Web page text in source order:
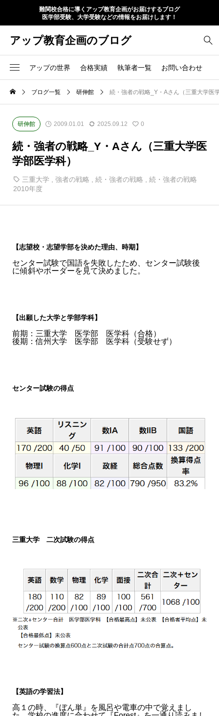
難関校合格に導くアップ教育企画がお届けするブログ
医学部受験、大学受験などの情報をお届けします！
アップ教育企画のブログ
アップの世界 合格実績 執筆者一覧 お問い合わせ
ブログ一覧 研伸館 続・強者の戦略_Y・Aさん（三重大学医
研伸館 2009.01.01 2025.09.12 0
続・強者の戦略_Y・Aさん（三重大学医
学部医学科）
三重大学 強者の戦略 続・強者の戦略
続・強者の戦略
2010年度
【志望校・志望学部を決めた理由、時期】
センター試験で国語を失敗したため、センター試験後
に傾斜やボーダーを見て決めました。
【出願した大学と学部学科】
前期：三重大学 医学部 医学科（合格）
後期：信州大学 医学部 医学科（受験せず）
センター試験の得点
三重大学 二次試験の得点
【英語の学習法】
高１の時、『ぼん単』を風呂や電車の中で覚えまし